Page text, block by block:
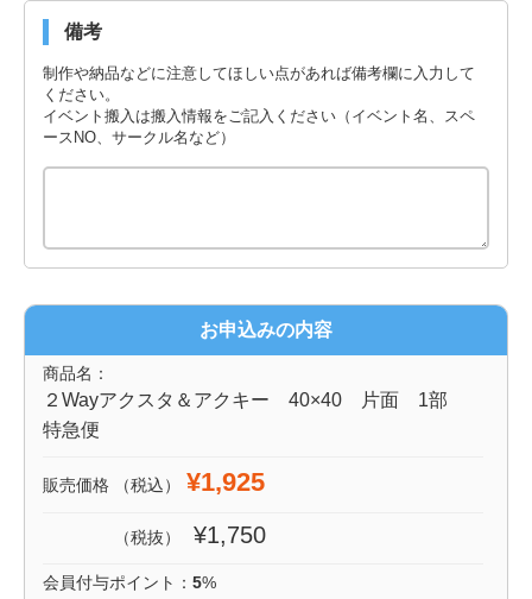
備考
制作や納品などに注意してほしい点があれば備考欄に入力して
ください。
イベント搬入は搬入情報をご記入ください（イベント名、スペ
ースNO、サークル名など）
お申込みの内容
商品名：
２Wayアクスタ＆アクキー 40×40 片面 1部
特急便
販売価格 （税込） ¥1,925
（税抜） ¥1,750
会員付与ポイント： 5%